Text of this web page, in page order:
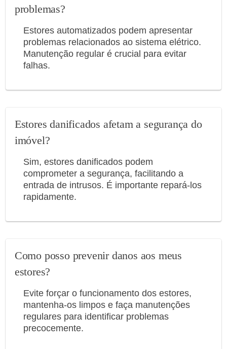
problemas?
Estores automatizados podem apresentar
problemas relacionados ao sistema elétrico.
Manutenção regular é crucial para evitar
falhas.
Estores danificados afetam a segurança do
imóvel?
Sim, estores danificados podem
comprometer a segurança, facilitando a
entrada de intrusos. É importante repará-los
rapidamente.
Como posso prevenir danos aos meus
estores?
Evite forçar o funcionamento dos estores,
mantenha-os limpos e faça manutenções
regulares para identificar problemas
precocemente.